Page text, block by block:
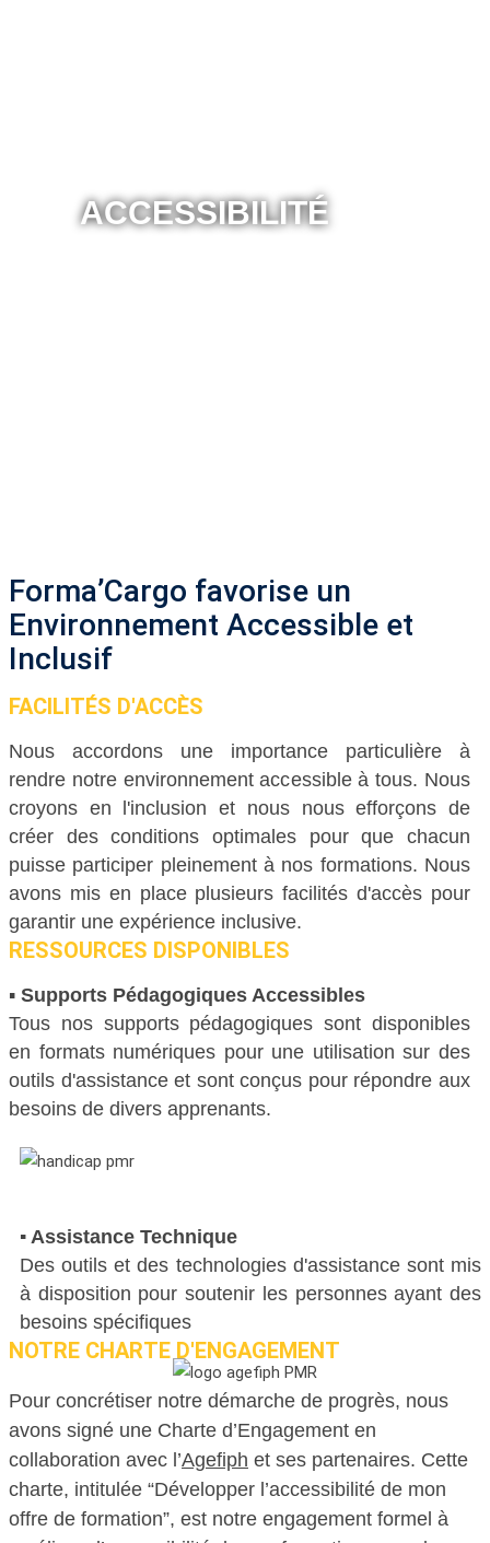
ACCESSIBILITÉ
Forma’Cargo favorise un
Environnement Accessible et
Inclusif
FACILITÉS D'ACCÈS
Nous accordons une importance particulière à
rendre notre environnement accessible à tous. Nous
croyons en l'inclusion et nous nous efforçons de
créer des conditions optimales pour que chacun
puisse participer pleinement à nos formations. Nous
avons mis en place plusieurs facilités d'accès pour
garantir une expérience inclusive.
RESSOURCES DISPONIBLES
▪ Supports Pédagogiques Accessibles
Tous nos supports pédagogiques sont disponibles
en formats numériques pour une utilisation sur des
outils d'assistance et sont conçus pour répondre aux
besoins de divers apprenants.
▪ Assistance Technique
Des outils et des technologies d'assistance sont mis
à disposition pour soutenir les personnes ayant des
besoins spécifiques
NOTRE CHARTE D'ENGAGEMENT
Pour concrétiser notre démarche de progrès, nous
avons signé une Charte d’Engagement en
collaboration avec l’Agefiph et ses partenaires. Cette
charte, intitulée “Développer l’accessibilité de mon
offre de formation”, est notre engagement formel à